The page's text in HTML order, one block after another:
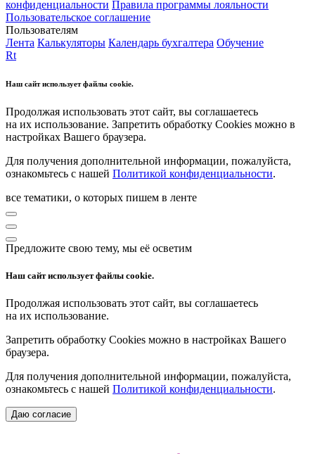
конфиденциальности Правила программы лояльности
Пользовательское соглашение
Пользователям
Лента Калькуляторы Календарь бухгалтера Обучение
Rt
Наш сайт использует файлы cookie.
Продолжая использовать этот сайт, вы соглашаетесь
на их использование. Запретить обработку Cookies можно в
настройках Вашего браузера.
Для получения дополнительной информации, пожалуйста,
ознакомьтесь с нашей Политикой конфиденциальности.
все тематики, о которых пишем в ленте
Предложите свою тему, мы её осветим
Наш сайт использует файлы cookie.
Продолжая использовать этот сайт, вы соглашаетесь
на их использование.
Запретить обработку Cookies можно в настройках Вашего
браузера.
Для получения дополнительной информации, пожалуйста,
ознакомьтесь с нашей Политикой конфиденциальности.
Даю согласие